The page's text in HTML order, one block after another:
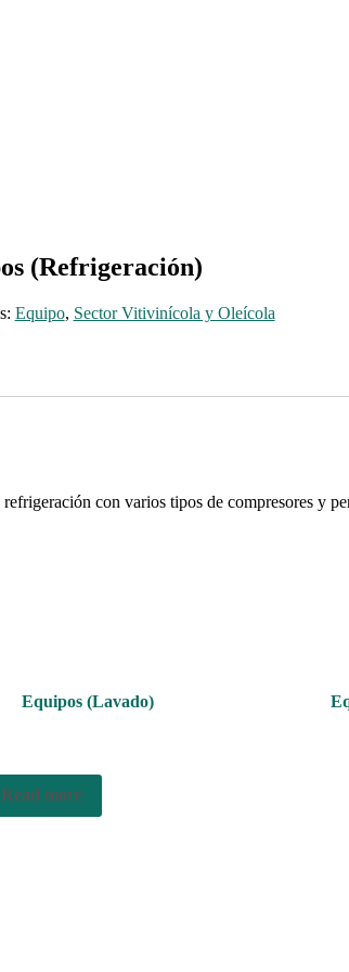
(Refrigeración)
Equipo, Sector Vitivinícola y Oleícola
con varios tipos de compresores y
Equipos (Lavado)
Read more